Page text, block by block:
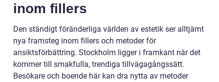
inom fillers
Den ständigt föränderliga världen av estetik ser alltjämt
nya framsteg inom fillers och metoder för
ansiktsförbättring. Stockholm ligger i framkant när det
kommer till smakfulla, trendiga tillvägagångssätt.
Besökare och boende här kan dra nytta av metoder